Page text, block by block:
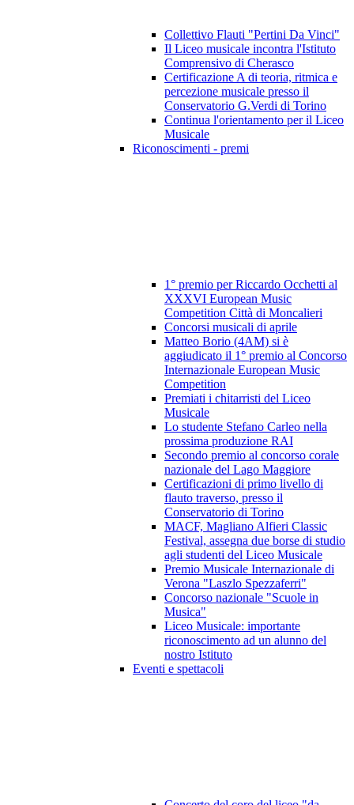
Collettivo Flauti "Pertini Da Vinci"
Il Liceo musicale incontra l'Istituto
Comprensivo di Cherasco
Certificazione A di teoria, ritmica e
percezione musicale presso il
Conservatorio G.Verdi di Torino
Continua l'orientamento per il Liceo
Musicale
Riconoscimenti - premi
1° premio per Riccardo Occhetti al
XXXVI European Music
Competition Città di Moncalieri
Concorsi musicali di aprile
Matteo Borio (4AM) si è
aggiudicato il 1° premio al Concorso
Internazionale European Music
Competition
Premiati i chitarristi del Liceo
Musicale
Lo studente Stefano Carleo nella
prossima produzione RAI
Secondo premio al concorso corale
nazionale del Lago Maggiore
Certificazioni di primo livello di
flauto traverso, presso il
Conservatorio di Torino
MACF, Magliano Alfieri Classic
Festival, assegna due borse di studio
agli studenti del Liceo Musicale
Premio Musicale Internazionale di
Verona "Laszlo Spezzaferri"
Concorso nazionale "Scuole in
Musica"
Liceo Musicale: importante
riconoscimento ad un alunno del
nostro Istituto
Eventi e spettacoli